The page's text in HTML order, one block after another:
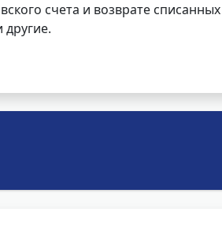
счета и возврате списанных
другие.